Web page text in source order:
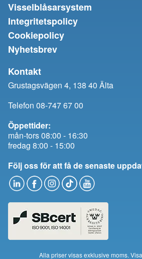
Visselblåsarsystem
Integritetspolicy
Cookiepolicy
Nyhetsbrev
Kontakt
Grustagsvägen 4, 138 40 Älta
Telefon 08-747 67 00
Öppettider:
mån-tors 08:00 - 16:30
fredag 8:00 - 15:00
Följ oss för att få de senaste
Alla priser visas exklusive moms.